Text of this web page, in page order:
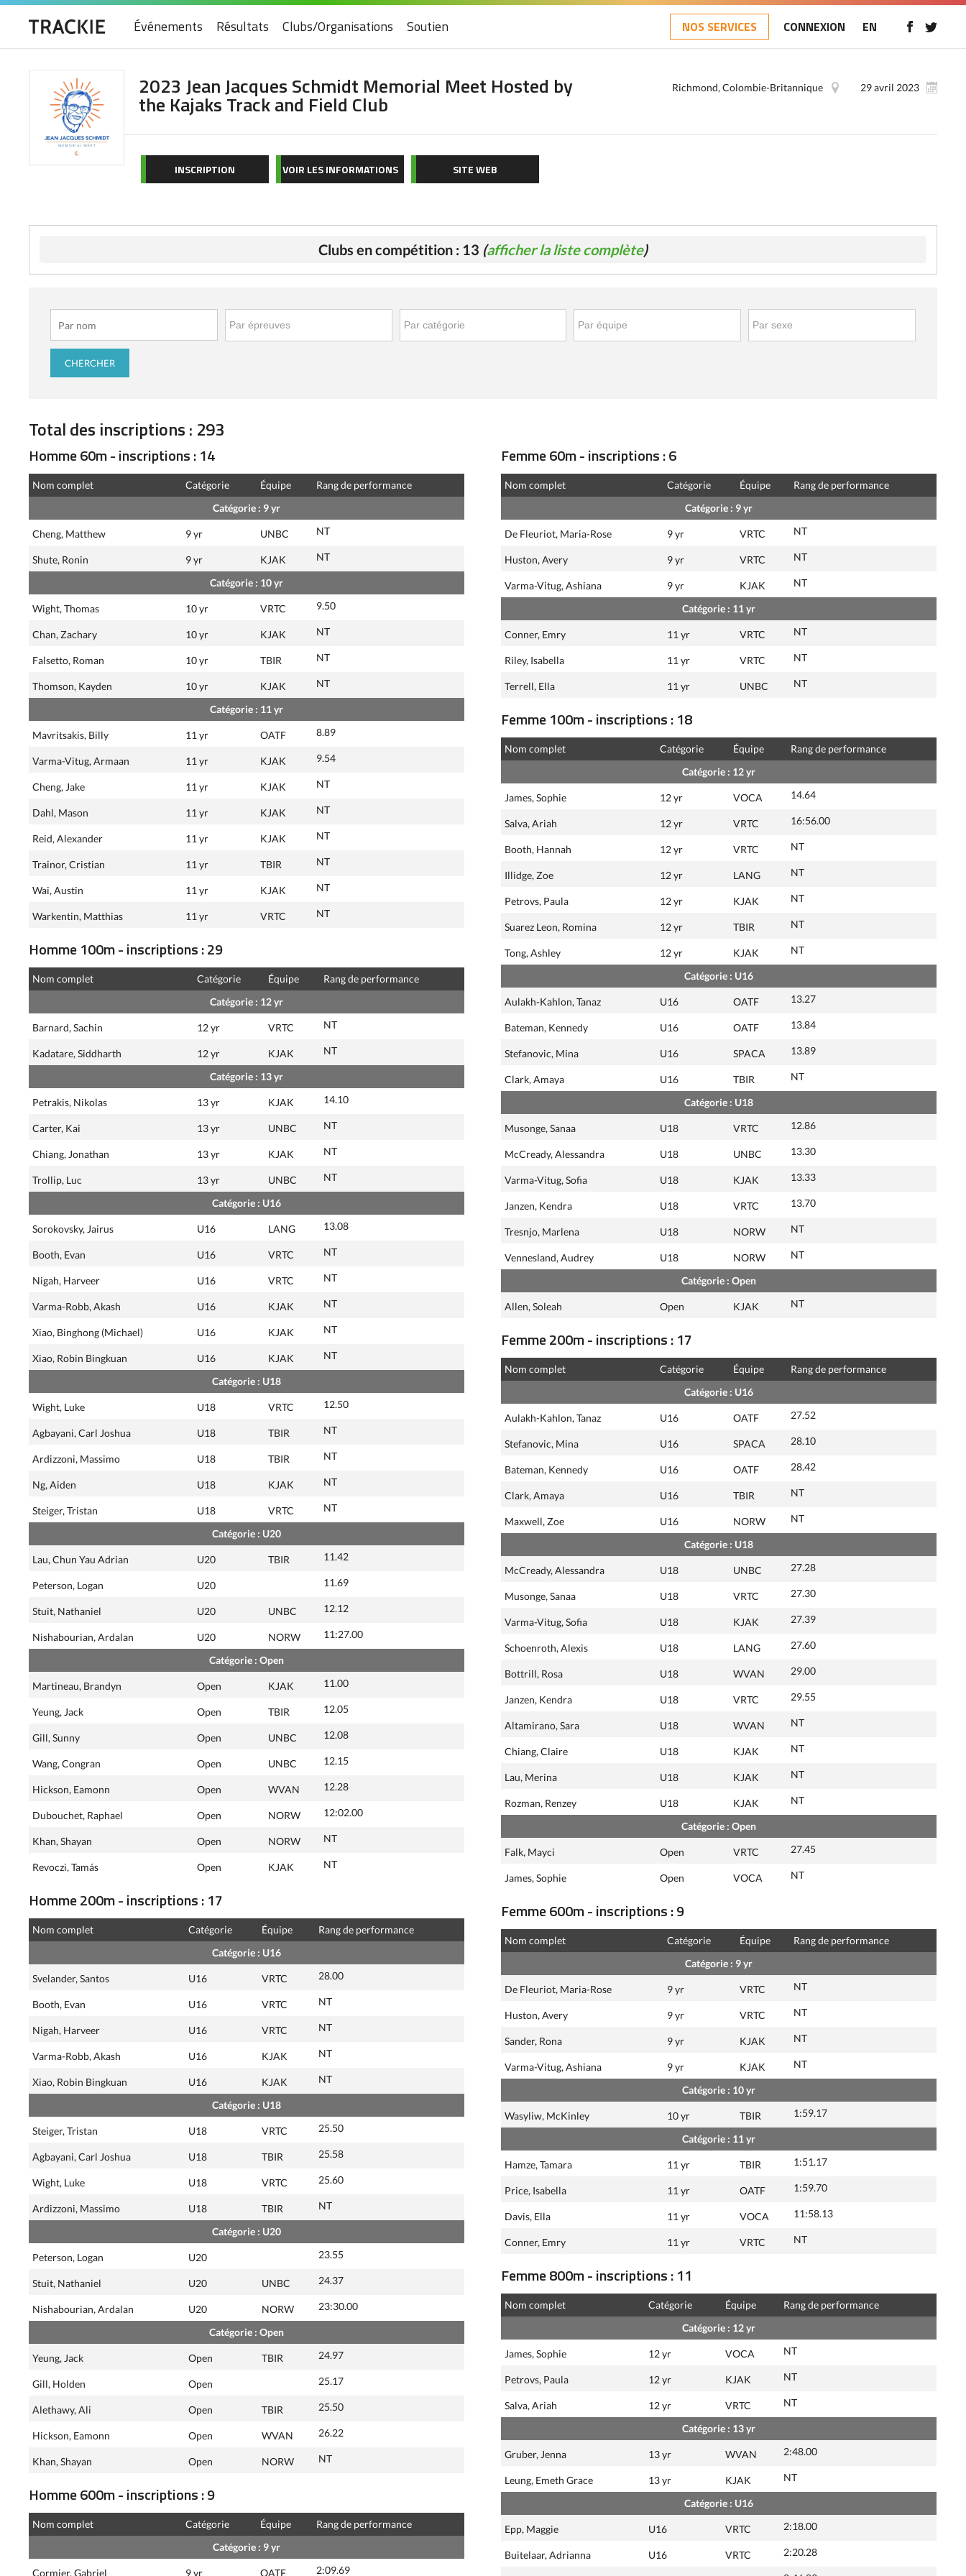
Événements Résultats Clubs/Organisations Soutien NOS SERVICES CONNEXION EN
2023 Jean Jacques Schmidt Memorial Meet Hosted by
the Kajaks Track and Field Club
29 avril 2023
Richmond, Colombie-Britannique
INSCRIPTION VOIR LES INFORMATIONS SITE WEB
Clubs en compétition : 13 (afficher la liste complète)
Total des inscriptions : 293
Homme 60m - inscriptions : 14
Nom complet Catégorie Équipe
Rang de performance
Catégorie : 9 yr
Cheng, Matthew 9 yr UNBC NT
Shute, Ronin 9 yr KJAK NT
Catégorie : 10 yr
Wight, Thomas 10 yr VRTC 9.50
Chan, Zachary 10 yr KJAK NT
Falsetto, Roman 10 yr TBIR NT
Thomson, Kayden 10 yr KJAK NT
Catégorie : 11 yr
Mavritsakis, Billy 11 yr OATF 8.89
Varma-Vitug, Armaan 11 yr KJAK 9.54
Cheng, Jake 11 yr KJAK NT
Dahl, Mason 11 yr KJAK NT
Reid, Alexander 11 yr KJAK NT
Trainor, Cristian 11 yr TBIR NT
Wai, Austin 11 yr KJAK NT
Warkentin, Matthias 11 yr VRTC NT
Homme 100m - inscriptions : 29
Nom complet Catégorie Équipe
Rang de performance
Catégorie : 12 yr
Barnard, Sachin 12 yr VRTC NT
Kadatare, Siddharth 12 yr KJAK NT
Catégorie : 13 yr
Petrakis, Nikolas 13 yr KJAK 14.10
Carter, Kai 13 yr UNBC NT
Chiang, Jonathan 13 yr KJAK NT
Trollip, Luc 13 yr UNBC NT
Catégorie : U16
Sorokovsky, Jairus U16 LANG 13.08
Booth, Evan U16 VRTC NT
Nigah, Harveer U16 VRTC NT
Varma-Robb, Akash U16 KJAK NT
Xiao, Binghong (Michael) U16 KJAK NT
Xiao, Robin Bingkuan U16 KJAK NT
Catégorie : U18
Wight, Luke U18 VRTC 12.50
Agbayani, Carl Joshua U18 TBIR NT
Ardizzoni, Massimo U18 TBIR NT
Ng, Aiden U18 KJAK NT
Steiger, Tristan U18 VRTC NT
Catégorie : U20
Lau, Chun Yau Adrian U20 TBIR 11.42
Peterson, Logan U20 11.69
Stuit, Nathaniel U20 UNBC 12.12
Nishabourian, Ardalan U20 NORW 11:27.00
Catégorie : Open
Martineau, Brandyn Open KJAK 11.00
Yeung, Jack Open TBIR 12.05
Gill, Sunny Open UNBC 12.08
Wang, Congran Open UNBC 12.15
Hickson, Eamonn Open WVAN 12.28
Dubouchet, Raphael Open NORW 12:02.00
Khan, Shayan Open NORW NT
Revoczi, Tamás Open KJAK NT
Homme 200m - inscriptions : 17
Nom complet Catégorie Équipe
Rang de performance
Catégorie : U16
Svelander, Santos U16 VRTC 28.00
Booth, Evan U16 VRTC NT
Nigah, Harveer U16 VRTC NT
Varma-Robb, Akash U16 KJAK NT
Xiao, Robin Bingkuan U16 KJAK NT
Catégorie : U18
Steiger, Tristan U18 VRTC 25.50
Agbayani, Carl Joshua U18 TBIR 25.58
Wight, Luke U18 VRTC 25.60
Ardizzoni, Massimo U18 TBIR NT
Catégorie : U20
Peterson, Logan U20 23.55
Stuit, Nathaniel U20 UNBC 24.37
Nishabourian, Ardalan U20 NORW 23:30.00
Catégorie : Open
Yeung, Jack Open TBIR 24.97
Gill, Holden Open 25.17
Alethawy, Ali Open TBIR 25.50
Hickson, Eamonn Open WVAN 26.22
Khan, Shayan Open NORW NT
Homme 600m - inscriptions : 9
Nom complet Catégorie Équipe
Rang de performance
Catégorie : 9 yr
Cormier, Gabriel 9 yr OATF 2:09.69
Femme 60m - inscriptions : 6
Nom complet Catégorie Équipe
Rang de performance
Catégorie : 9 yr
De Fleuriot, Maria-Rose 9 yr VRTC NT
Huston, Avery 9 yr VRTC NT
Varma-Vitug, Ashiana 9 yr KJAK NT
Catégorie : 11 yr
Conner, Emry 11 yr VRTC NT
Riley, Isabella 11 yr VRTC NT
Terrell, Ella 11 yr UNBC NT
Femme 100m - inscriptions : 18
Nom complet Catégorie Équipe
Rang de performance
Catégorie : 12 yr
James, Sophie 12 yr VOCA 14.64
Salva, Ariah 12 yr VRTC 16:56.00
Booth, Hannah 12 yr VRTC NT
Illidge, Zoe 12 yr LANG NT
Petrovs, Paula 12 yr KJAK NT
Suarez Leon, Romina 12 yr TBIR NT
Tong, Ashley 12 yr KJAK NT
Catégorie : U16
Aulakh-Kahlon, Tanaz U16 OATF 13.27
Bateman, Kennedy U16 OATF 13.84
Stefanovic, Mina U16 SPACA 13.89
Clark, Amaya U16 TBIR NT
Catégorie : U18
Musonge, Sanaa U18 VRTC 12.86
McCready, Alessandra U18 UNBC 13.30
Varma-Vitug, Sofia U18 KJAK 13.33
Janzen, Kendra U18 VRTC 13.70
Tresnjo, Marlena U18 NORW NT
Vennesland, Audrey U18 NORW NT
Catégorie : Open
Allen, Soleah Open KJAK NT
Femme 200m - inscriptions : 17
Nom complet Catégorie Équipe
Rang de performance
Catégorie : U16
Aulakh-Kahlon, Tanaz U16 OATF 27.52
Stefanovic, Mina U16 SPACA 28.10
Bateman, Kennedy U16 OATF 28.42
Clark, Amaya U16 TBIR NT
Maxwell, Zoe U16 NORW NT
Catégorie : U18
McCready, Alessandra U18 UNBC 27.28
Musonge, Sanaa U18 VRTC 27.30
Varma-Vitug, Sofia U18 KJAK 27.39
Schoenroth, Alexis U18 LANG 27.60
Bottrill, Rosa U18 WVAN 29.00
Janzen, Kendra U18 VRTC 29.55
Altamirano, Sara U18 WVAN NT
Chiang, Claire U18 KJAK NT
Lau, Merina U18 KJAK NT
Rozman, Renzey U18 KJAK NT
Catégorie : Open
Falk, Mayci Open VRTC 27.45
James, Sophie Open VOCA NT
Femme 600m - inscriptions : 9
Nom complet Catégorie Équipe
Rang de performance
Catégorie : 9 yr
De Fleuriot, Maria-Rose 9 yr VRTC NT
Huston, Avery 9 yr VRTC NT
Sander, Rona 9 yr KJAK NT
Varma-Vitug, Ashiana 9 yr KJAK NT
Catégorie : 10 yr
Wasyliw, McKinley 10 yr TBIR 1:59.17
Catégorie : 11 yr
Hamze, Tamara 11 yr TBIR 1:51.17
Price, Isabella 11 yr OATF 1:59.70
Davis, Ella 11 yr VOCA 11:58.13
Conner, Emry 11 yr VRTC NT
Femme 800m - inscriptions : 11
Nom complet Catégorie Équipe
Rang de performance
Catégorie : 12 yr
James, Sophie 12 yr VOCA NT
Petrovs, Paula 12 yr KJAK NT
Salva, Ariah 12 yr VRTC NT
Catégorie : 13 yr
Gruber, Jenna 13 yr WVAN 2:48.00
Leung, Emeth Grace 13 yr KJAK NT
Catégorie : U16
Epp, Maggie U16 VRTC 2:18.00
Buitelaar, Adrianna U16 VRTC 2:20.28